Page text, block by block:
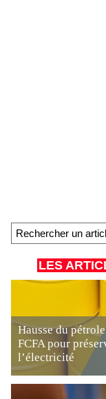
LES
Hausse du
FCFA pour
l’électricité